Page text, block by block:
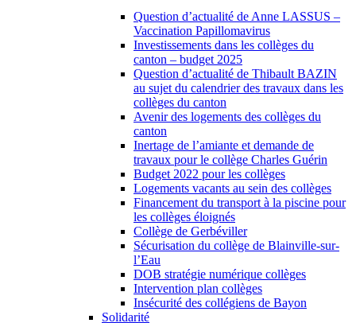
Question d’actualité de Anne LASSUS –
Vaccination Papillomavirus
Investissements dans les collèges du
canton – budget 2025
Question d’actualité de Thibault BAZIN
au sujet du calendrier des travaux dans les
collèges du canton
Avenir des logements des collèges du
canton
Inertage de l’amiante et demande de
travaux pour le collège Charles Guérin
Budget 2022 pour les collèges
Logements vacants au sein des collèges
Financement du transport à la piscine pour
les collèges éloignés
Collège de Gerbéviller
Sécurisation du collège de Blainville-sur-
l’Eau
DOB stratégie numérique collèges
Intervention plan collèges
Insécurité des collégiens de Bayon
Solidarité